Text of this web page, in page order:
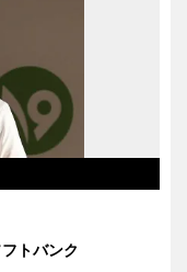
トバンク